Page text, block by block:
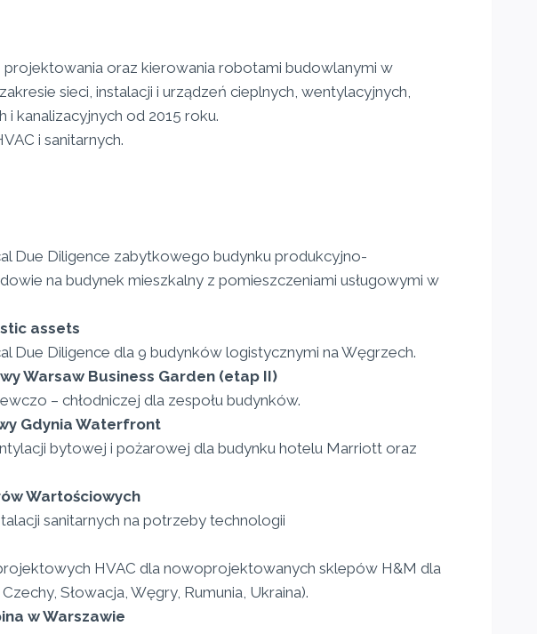
oraz kierowania robotami budowlanymi w
sieci, instalacji i urządzeń cieplnych, wentylacyjnych,
kanalizacyjnych od 2015 roku.
i sanitarnych.
Due Diligence zabytkowego budynku produkcyjno-
na budynek mieszkalny z pomieszczeniami usługowymi w
assets
Due Diligence dla 9 budynków logistycznymi na Węgrzech.
Warsaw Business Garden (etap II)
– chłodniczej dla zespołu budynków.
Gdynia Waterfront
bytowej i pożarowej dla budynku hotelu Marriott oraz
Wartościowych
sanitarnych na potrzeby technologii
HVAC dla nowoprojektowanych sklepów H&M dla
Słowacja, Węgry, Rumunia, Ukraina).
w Warszawie